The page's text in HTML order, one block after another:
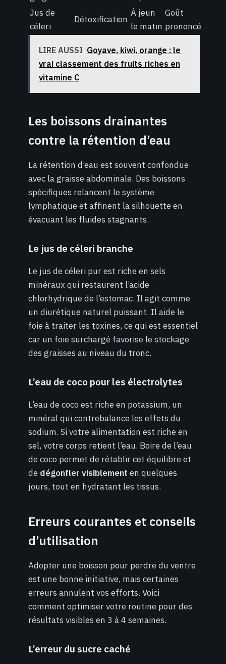
Jus de
céleri
Détoxification
À jeun
le matin
Goût
prononcé
LIRE AUSSI Goyave, kiwi, orange : le
vrai classement des fruits riches en
vitamine C
Les boissons drainantes
contre la rétention d’eau
La rétention d’eau est souvent confondue
avec la graisse abdominale. Des boissons
spécifiques relancent le système
lymphatique et affinent la silhouette en
évacuant les fluides stagnants.
Le jus de céleri branche
Le jus de céleri pur est riche en sels
minéraux qui restaurent l’acide
chlorhydrique de l’estomac. Il agit comme
un diurétique naturel puissant. Il aide le
foie à traiter les toxines, ce qui est essentiel
car un foie surchargé favorise le stockage
des graisses au niveau du tronc.
L’eau de coco pour les électrolytes
L’eau de coco est riche en potassium, un
minéral qui contrebalance les effets du
sodium. Si votre alimentation est riche en
sel, votre corps retient l’eau. Boire de l’eau
de coco permet de rétablir cet équilibre et
de dégonfler visiblement en quelques
jours, tout en hydratant les tissus.
Erreurs courantes et conseils
d’utilisation
Adopter une boisson pour perdre du ventre
est une bonne initiative, mais certaines
erreurs annulent vos efforts. Voici
comment optimiser votre routine pour des
résultats visibles en 3 à 4 semaines.
L’erreur du sucre caché